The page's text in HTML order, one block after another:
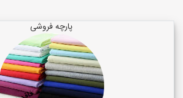
پارچه فروشی